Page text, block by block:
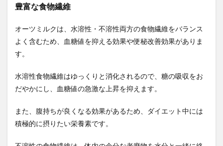
オー
の購
入方
スー
パー
マー
トで
購入
豊富な食物繊維
オーツミルクは、水溶性・不溶性両方の食物繊維をバランス
よく含むため、血糖値を抑える効果や便秘改善効果がありま
す。
水溶性食物繊維はゆっくりと消化されるので、糖の吸収をお
だやかにし、血糖値の急激な上昇を抑えます。
また、腹持ちが良くなる効果があるため、ダイエット中には
積極的に摂りたい栄養素です。